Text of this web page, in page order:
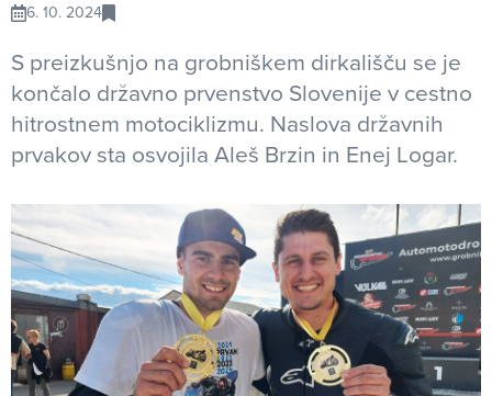
6. 10. 2024
S preizkušnjo na grobniškem dirkališču se je
končalo državno prvenstvo Slovenije v cestno
hitrostnem motociklizmu. Naslova državnih
prvakov sta osvojila Aleš Brzin in Enej Logar.